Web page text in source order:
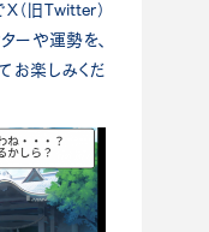
（旧Twitter）
ーや運勢を、
お楽しみくだ